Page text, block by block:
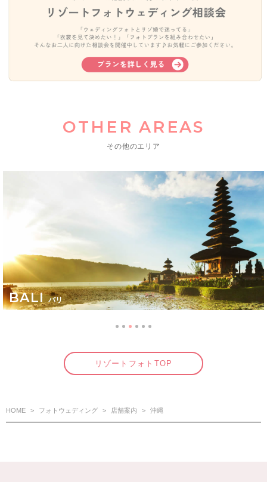
OTHER AREAS
その他のエリア
AUSTRALIA オーストラリア
リゾートフォトTOP
HOME フォトウェディング 店舗案内 沖縄